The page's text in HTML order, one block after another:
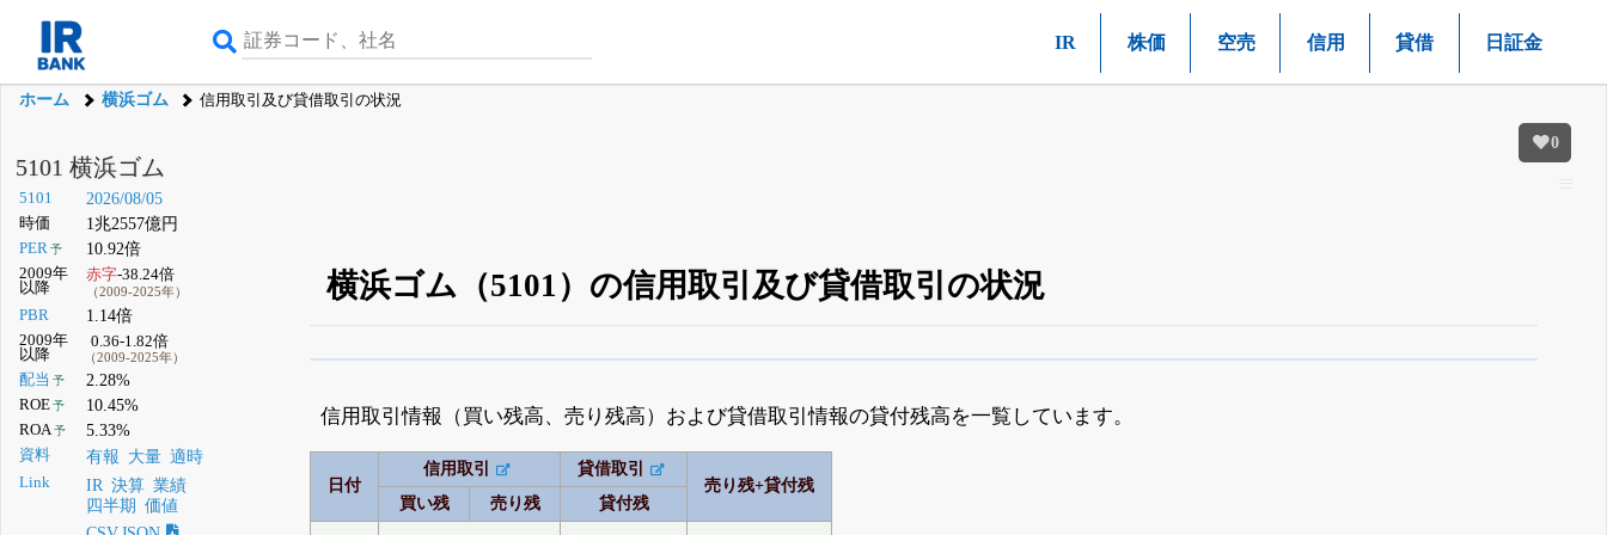
IR 株価 空売 信用 貸借 日証金
ホーム 横浜ゴム 信用取引及び貸借取引の状況
0
5101 横浜ゴム
5101 2026/08/05
時価 1兆2557億円
PER予 10.92倍
2009年
以降
赤字-38.24倍
（2009-2025年）
PBR 1.14倍
2009年
以降
0.36-1.82倍
（2009-2025年）
配当 予 2.28%
ROE予 10.45%
ROA 予 5.33%
資料 有報 大量 適時
Link IR 決算 業績
四半期 価値
横浜ゴム（5101）の信用取引及び貸借取引の状況
無料でβ版をはじめる
登録すると永久30%OFFと米株版の先行利用も付きます
信用取引情報（買い残高、売り残高）および貸借取引情報の貸付残高を一覧しています。
日付
信用取引
貸借取引
売り残+貸付残
買い残
売り残 貸付残